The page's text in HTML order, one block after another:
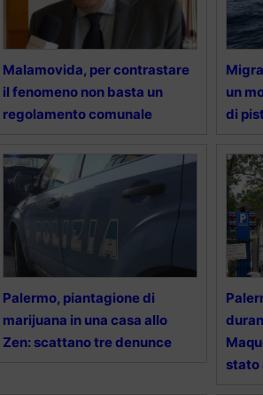
Malamovida, per contrastare
il fenomeno non basta un
regolamento comunale
un
di
Palermo, piantagione di
marijuana in una casa allo
Zen: scattano tre denunce
stato